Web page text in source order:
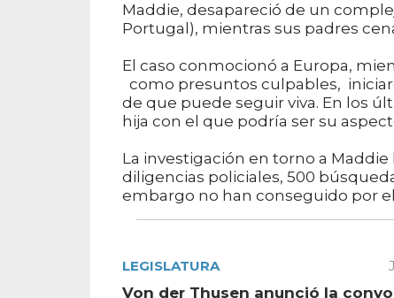
Maddie, desapareció de un
Portugal), mientras sus padres
El caso conmocionó a Europa,
como presuntos culpables,
de que puede seguir viva. En los
hija con el que podría ser su
La investigación en torno a
diligencias policiales, 500
embargo no han conseguido por
LEGISLATURA
Von der Thusen anunció la